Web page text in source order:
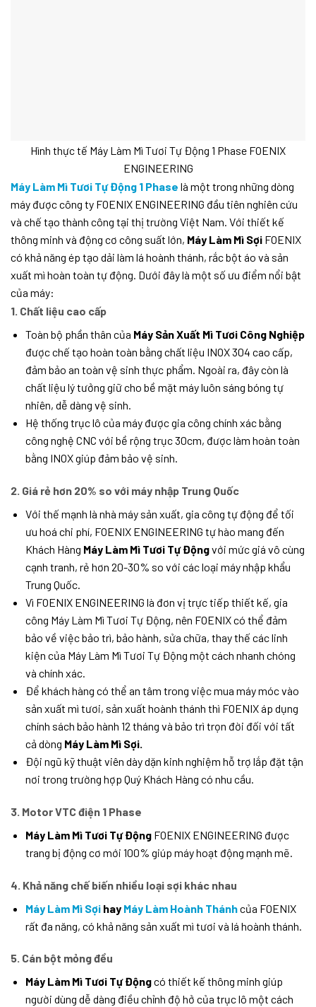
Hình thực tế Máy Làm Mì Tươi Tự Động 1 Phase FOENIX
ENGINEERING
Máy Làm Mì Tươi Tự Động 1 Phase là một trong những dòng
máy được công ty FOENIX ENGINEERING đầu tiên nghiên cứu
và chế tạo thành công tại thị trường Việt Nam. Với thiết kế
thông minh và động cơ công suất lớn, Máy Làm Mì Sợi FOENIX
có khả năng ép tạo dải làm lá hoành thánh, rắc bột áo và sản
xuất mì hoàn toàn tự động. Dưới đây là một số ưu điểm nổi bật
của máy:
1. Chất liệu cao cấp
Toàn bộ phần thân của Máy Sản Xuất Mì Tươi Công Nghiệp
được chế tạo hoàn toàn bằng chất liệu INOX 304 cao cấp,
đảm bảo an toàn vệ sinh thực phẩm. Ngoài ra, đây còn là
chất liệu lý tưởng giữ cho bề mặt máy luôn sáng bóng tự
nhiên, dễ dàng vệ sinh.
Hệ thống trục lô của máy được gia công chính xác bằng
công nghệ CNC với bề rộng trục 30cm, được làm hoàn toàn
bằng INOX giúp đảm bảo vệ sinh.
2. Giá rẻ hơn 20% so với máy nhập Trung Quốc
Với thế mạnh là nhà máy sản xuất, gia công tự động để tối
ưu hoá chi phí, FOENIX ENGINEERING tự hào mang đến
Khách Hàng Máy Làm Mì Tươi Tự Độngvới mức giá vô cùng
cạnh tranh, rẻ hơn 20-30% so với các loại máy nhập khẩu
Trung Quốc.
Vì FOENIX ENGINEERING là đơn vị trực tiếp thiết kế, gia
công Máy Làm Mì Tươi Tự Động, nên FOENIX có thể đảm
bảo về việc bảo trì, bảo hành, sửa chữa, thay thế các linh
kiện của Máy Làm Mì Tươi Tự Động một cách nhanh chóng
và chính xác.
Để khách hàng có thể an tâm trong việc mua máy móc vào
sản xuất mì tươi, sản xuất hoành thánh thì FOENIX áp dụng
chính sách bảo hành 12 tháng và bảo trì trọn đời đối với tất
cả dòng Máy Làm Mì Sợi.
Đội ngũ kỹ thuật viên dày dặn kinh nghiệm hỗ trợ lắp đặt tận
nơi trong trường hợp Quý Khách Hàng có nhu cầu.
3. Motor VTC điện 1 Phase
Máy Làm Mì Tươi Tự ĐộngFOENIX ENGINEERING được
trang bị động cơ mới 100% giúp máy hoạt động mạnh mẽ.
4. Khả năng chế biến nhiều loại sợi khác nhau
Máy Làm Mì Sợihay Máy Làm Hoành Thánhcủa FOENIX
rất đa năng, có khả năng sản xuất mì tươi và lá hoành thánh.
5. Cán bột mỏng đều
Máy Làm Mì Tươi Tự Độngcó thiết kế thông minh giúp
người dùng dễ dàng điều chỉnh độ hở của trục lô một cách